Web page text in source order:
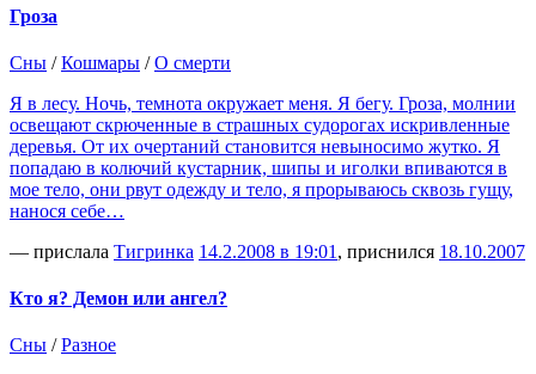
Гроза
Сны /Кошмары /О смерти
Я в лесу. Ночь, темнота окружает меня. Я бегу. Гроза, молнии
освещают скрюченные в страшных судорогах искривленные
деревья. От их очертаний становится невыносимо жутко. Я
попадаю в колючий кустарник, шипы и иголки впиваются в
мое тело, они рвут одежду и тело, я прорываюсь сквозь гущу,
нанося себе…
— прислала Тигринка 14.2.2008 в 19:01 , приснился 18.10.2007
Кто я? Демон или ангел?
Сны /Разное